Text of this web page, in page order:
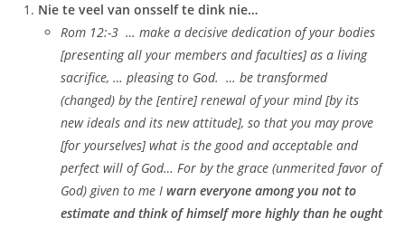
Nie te veel van onsself te dink nie…
Rom 12:-3 … make a decisive dedication of your bodies
[presenting all your members and faculties] as a living
sacrifice, … pleasing to God. … be transformed
(changed) by the [entire] renewal of your mind [by its
new ideals and its new attitude], so that you may prove
[for yourselves] what is the good and acceptable and
perfect will of God… For by the grace (unmerited favor of
God) given to me Iwarn everyone among you not to
estimate and think of himself more highly than he ought